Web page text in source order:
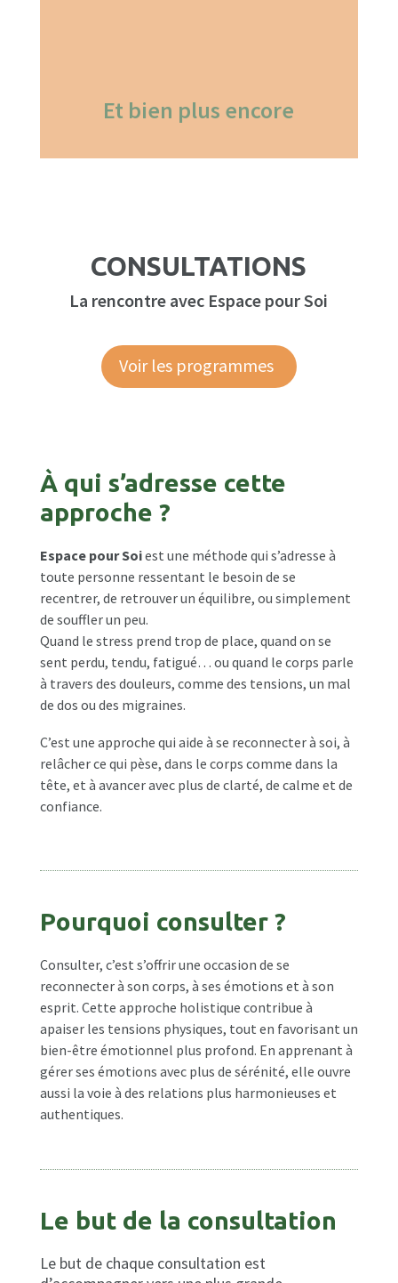
Et bien plus encore
CONSULTATIONS
La rencontre avec Espace pour Soi
Voir les programmes
À qui s’adresse cette
approche ?
Espace pour Soiest une méthode qui s’adresse à
toute personne ressentant le besoin de se
recentrer, de retrouver un équilibre, ou simplement
de souffler un peu.
Quand le stress prend trop de place, quand on se
sent perdu, tendu, fatigué… ou quand le corps parle
à travers des douleurs, comme des tensions, un mal
de dos ou des migraines.
C’est une approche qui aide à se reconnecter à soi, à
relâcher ce qui pèse, dans le corps comme dans la
tête, et à avancer avec plus de clarté, de calme et de
confiance.
Consulter, c’est s’offrir une occasion de se
reconnecter à son corps, à ses émotions et à son
esprit. Cette approche holistique contribue à
apaiser les tensions physiques, tout en favorisant un
bien-être émotionnel plus profond. En apprenant à
gérer ses émotions avec plus de sérénité, elle ouvre
aussi la voie à des relations plus harmonieuses et
authentiques.
Pourquoi consulter ?
Le but de la consultation
Le but de chaque consultation est